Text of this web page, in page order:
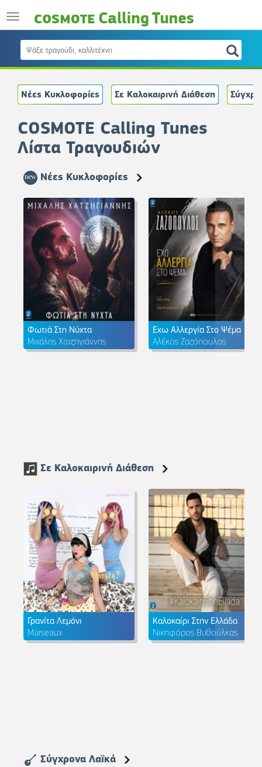
Νέες Κυκλοφορίες Σε Καλοκαιρινή Διάθεση
COSMOTE Calling Tunes
Λίστα Τραγουδιών
Νέες Κυκλοφορίες
Φωτιά Στη Νύχτα
Μιχάλης Χατζηγιάννης
Έχω Αλλεργία Στο Ψέμα
Αλέκος Ζαζόπουλος
Σε Καλοκαιρινή Διάθεση
Γρανίτα Λεμόνι
Marseaux
Καλοκαίρι Στην Ελλάδα
Νικηφόρος Βυθούλκας
Σύγχρονα Λαϊκά